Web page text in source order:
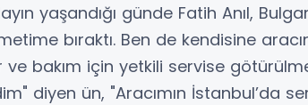
yaşandığı günde Fatih Anıl,
bıraktı. Ben de kendisine
bakım için yetkili servise
diyen ün, "Aracımın İstanbul’da